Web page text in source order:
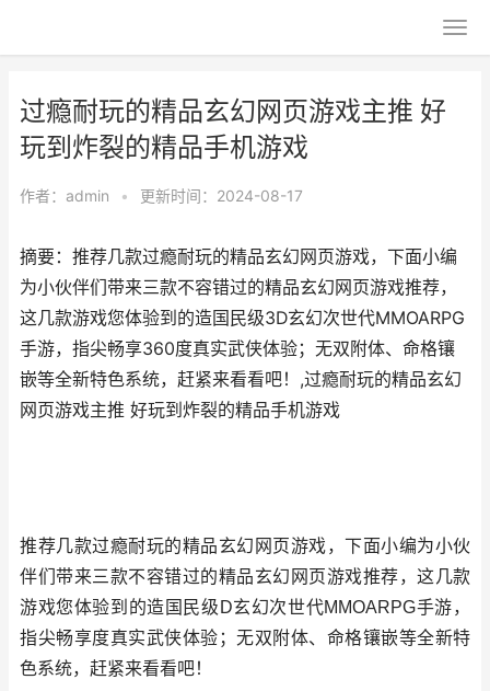
过瘾耐玩的精品玄幻网页游戏主推 好
玩到炸裂的精品手机游戏
作者： admin • 更新时间：2024-08-17
摘要：推荐几款过瘾耐玩的精品玄幻网页游戏，下面小编
为小伙伴们带来三款不容错过的精品玄幻网页游戏推荐，
这几款游戏您体验到的造国民级3D玄幻次世代MMOARPG
手游，指尖畅享360度真实武侠体验；无双附体、命格镶
嵌等全新特色系统，赶紧来看看吧！,过瘾耐玩的精品玄幻
网页游戏主推 好玩到炸裂的精品手机游戏
推荐几款过瘾耐玩的精品玄幻网页游戏，下面小编为小伙
伴们带来三款不容错过的精品玄幻网页游戏推荐，这几款
游戏您体验到的造国民级D玄幻次世代MMOARPG手游，
指尖畅享度真实武侠体验；无双附体、命格镶嵌等全新特
色系统，赶紧来看看吧！